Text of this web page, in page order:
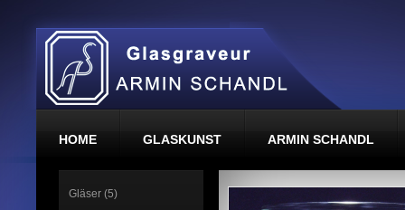
HOME GLASKUNST ARMIN SCHANDL
Gläser (5)